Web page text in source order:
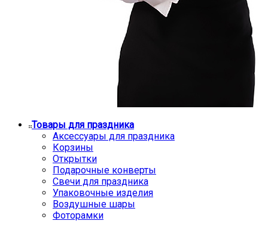
Товары для праздника
Аксессуары для праздника
Корзины
Открытки
Подарочные конверты
Свечи для праздника
Упаковочные изделия
Воздушные шары
Фоторамки